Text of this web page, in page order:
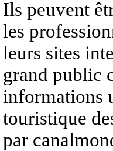
Ils peuvent
les
leurs sites
grand public
informations
touristique
par